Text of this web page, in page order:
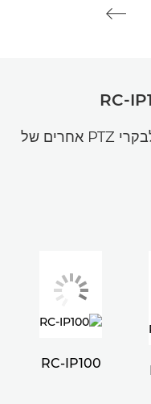
עיין בהשוואה בין RC-IP1000 לבקרי PTZ אחרים של
RC-IP100